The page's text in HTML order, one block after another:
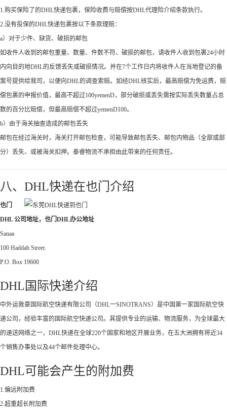
1.购买保险了的DHL快递包裹，保险收费与赔偿按DHL代理险介绍条款执行。
2.没有投保的DHL快递包裹按以下条款理赔：
a）对于少件、缺货、破损的邮包
如收件人收到的邮包重量、数量、件数不符、破损的邮包，请收件人收到包裹24小时
内向目的地DHL的反馈丢失或破损情况。并在7个工作日内将收件人在当地登记的备
案号提供给我司，以便向DHL的调查索赔。如经DHL核实后，最高赔偿为免运费，赔
偿包裹的申报价值，最高不超过100yemenD，部分破损或丢失需按实际丢失数量占总
数的百分比赔偿，但最高赔偿不超过yemenD100。
b）由于海关抽查造成的邮包丢失
邮包在经过海关时，海关打开邮包检查，可能导致邮包丢失、邮包内物品（全部或部
分）丢失、或被海关扣押。泰睿物流不承担由此带来的任何责任。
八、DHL快递在也门介绍
也门
DHL 公司地址，也门DHL办公地址
Sanaa
100 Haddah Street.
P.O. Box 19600
DHL国际快递介绍
中外运敦豪国际航空快递有限公司（DHL一SINOTRANS）是中国第一家国际航空快
递公司，经验丰富的国际航空快递公司。其提供专业的运输、物流服务，为全球最大
的递送网络之一，DHL快递在全球220个国家和地区开展业务，在五大洲拥有将近34
个销售办事处以及44个邮件处理中心。
DHL可能会产生的附加费
1.偏远附加费
2.超重超长附加费